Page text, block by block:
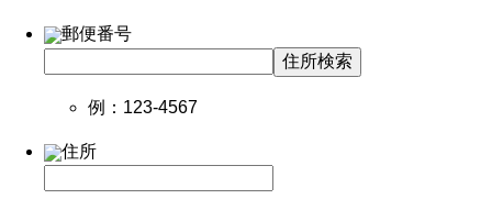
郵便番号
住所検索
例：123-4567
住所